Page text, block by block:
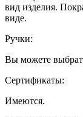
вид изделия.
виде.
Ручки:
Вы можете
Сертификаты:
Имеются.